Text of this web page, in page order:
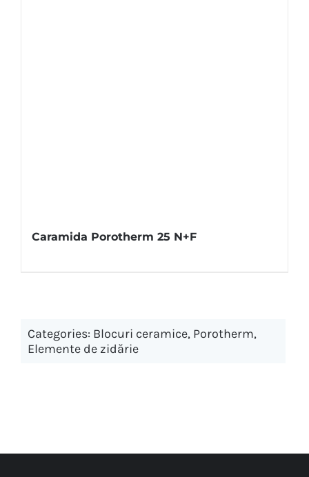
Caramida Porotherm 25 N+F
Categories: Blocuri ceramice, Porotherm,
Elemente de zidărie